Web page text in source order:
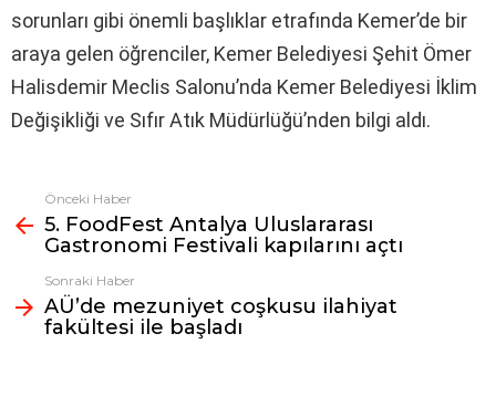
sorunları gibi önemli başlıklar etrafında Kemer’de bir
araya gelen öğrenciler, Kemer Belediyesi Şehit Ömer
Halisdemir Meclis Salonu’nda Kemer Belediyesi İklim
Değişikliği ve Sıfır Atık Müdürlüğü’nden bilgi aldı.
Fazlasına
bak
Önceki Haber
5. FoodFest Antalya Uluslararası
Gastronomi Festivali kapılarını açtı
Sonraki Haber
AÜ’de mezuniyet coşkusu ilahiyat
fakültesi ile başladı